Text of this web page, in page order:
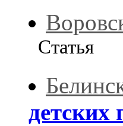
Статья
детских